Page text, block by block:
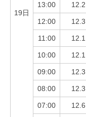
19日
13:00 12.2
12:00 12.3
11:00 12.1
10:00 12.1
09:00 12.3
08:00 12.3
07:00 12.6